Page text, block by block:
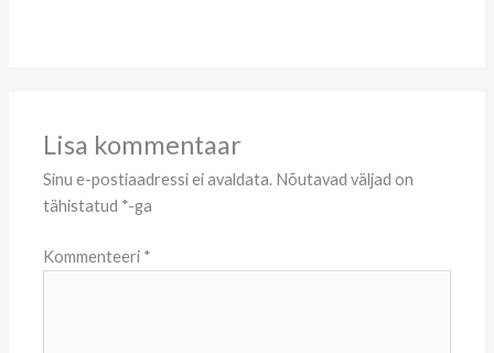
Lisa kommentaar
Sinu e-postiaadressi ei avaldata. Nõutavad väljad on
tähistatud *-ga
Kommenteeri *